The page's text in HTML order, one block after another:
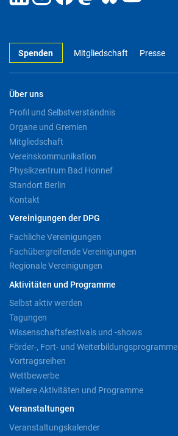
Spenden Mitgliedschaft Presse
Über uns
Profil und Selbstverständnis
Organe und Gremien
Mitgliedschaft
Vereinskommunikation
Physikzentrum Bad Honnef
Standort Berlin
Kontakt
Vereinigungen der DPG
Fachliche Vereinigungen
Fachübergreifende Vereinigungen
Regionale Vereinigungen
Aktivitäten und Programme
Selbst aktiv werden
Tagungen
Wissenschaftsfestivals und -shows
Förder-, Fort- und Weiterbildungsprogramme
Vortragsreihen
Wettbewerbe
Weitere Aktivitäten und Programme
Veranstaltungen
Veranstaltungskalender